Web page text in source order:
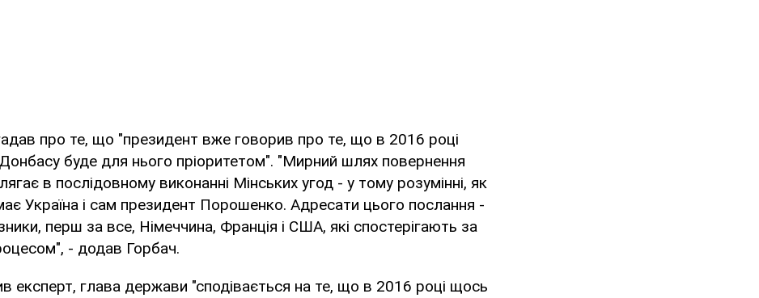
про те, що "президент вже говорив про те, що в 2016 році
буде для нього пріоритетом". "Мирний шлях повернення
в послідовному виконанні Мінських угод - у тому розумінні, як
Україна і сам президент Порошенко. Адресати цього послання -
перш за все, Німеччина, Франція і США, які спостерігають за
- додав Горбач.
експерт, глава держави "сподівається на те, що в 2016 році щось